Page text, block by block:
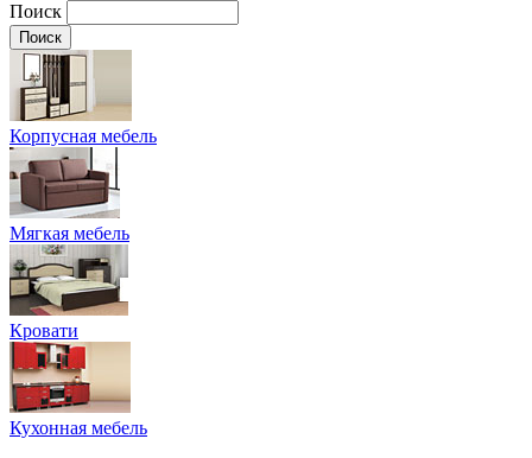
Поиск
Корпусная мебель
Мягкая мебель
Кровати
Кухонная мебель